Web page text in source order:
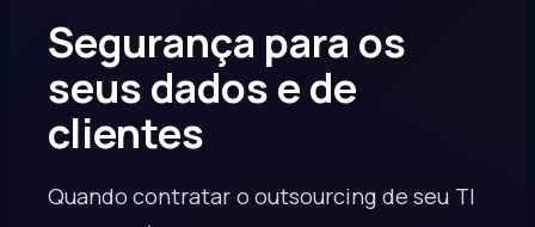
Segurança para os
seus dados e de
clientes
Quando contratar o outsourcing de seu TI